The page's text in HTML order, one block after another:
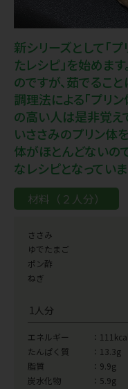
新シリーズとして「
たレシピ」を始めま
のですが、茹でるこ
調理法による「プリ
の高い人は是非覚え
いささみのプリン体
体がほとんどないの
なレシピとなっていま
材料（２人分）
ささみ
ゆでたまご
ポン酢
ねぎ
1人分
エネルギー ：111kcal
たんぱく質
：13.3g
脂質
：9.9g
炭水化物
：5.9g